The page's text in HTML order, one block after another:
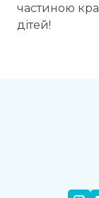
частиною
дітей!